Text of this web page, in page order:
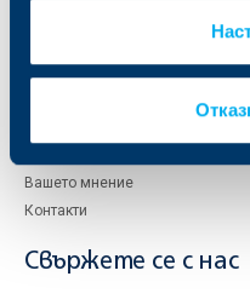
Вашето мнение
Контакти
Свържете се с нас